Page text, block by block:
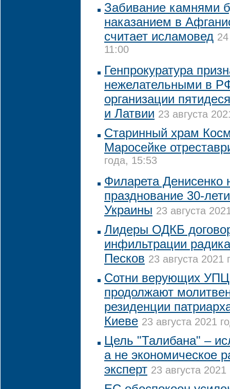
Забивание камнями
наказанием в
считает исламовед
11:00
Генпрокуратура
нежелательными в
организации
и Латвии 23 августа
Старинный храм
Маросейке
года, 15:53
Филарета Денисенко
празднование 30-
Украины 23 августа
Лидеры ОДКБ
инфильтрации
Песков 23 августа 2021
Сотни верующих УПЦ
продолжают
резиденции
Киеве 23 августа 2021
Цель "Талибана" –
а не экономическое
эксперт 23 августа